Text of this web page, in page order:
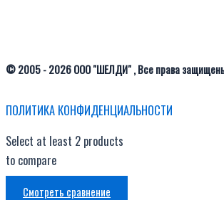
© 2005 - 2026 ООО "ШЕЛДИ" , Все права
ПОЛИТИКА КОНФИДЕНЦИАЛЬНОСТИ
Select at least 2 products
to compare
Смотреть сравнение